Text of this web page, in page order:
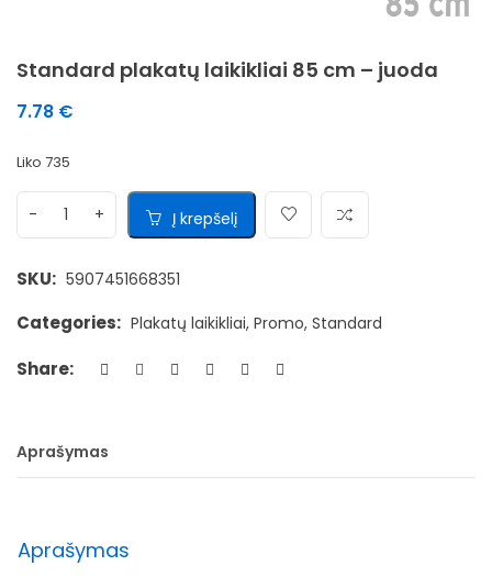
Standard plakatų laikikliai 85 cm – juoda
7.78 €
Liko 735
Į krepšelį
SKU: 5907451668351
Categories: Plakatų laikikliai, Promo, Standard
Share:
Aprašymas
Aprašymas